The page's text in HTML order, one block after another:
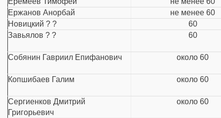
Ержанов Анорбай
не менее 60
Новицкий ? ?
60
Завьялов ? ?
60
Собянин Гавриил Епифанович около 60
Копшибаев Галим около 60
Сергиенков Дмитрий
Григорьевич
около 60